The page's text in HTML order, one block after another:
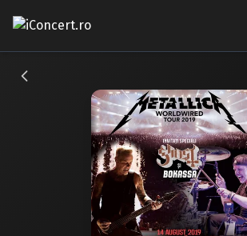
CONCERTE